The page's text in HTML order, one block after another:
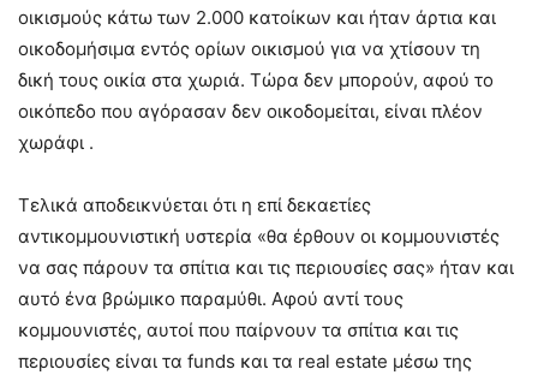
οικισμούς κάτω των 2.000 κατοίκων και ήταν άρτια και
οικοδομήσιμα εντός ορίων οικισμού για να χτίσουν τη
δική τους οικία στα χωριά. Τώρα δεν μπορούν, αφού το
οικόπεδο που αγόρασαν δεν οικοδομείται, είναι πλέον
χωράφι .
Τελικά αποδεικνύεται ότι η επί δεκαετίες
αντικομμουνιστική υστερία «θα έρθουν οι κομμουνιστές
να σας πάρουν τα σπίτια και τις περιουσίες σας» ήταν και
αυτό ένα βρώμικο παραμύθι. Αφού αντί τους
κομμουνιστές, αυτοί που παίρνουν τα σπίτια και τις
περιουσίες είναι τα funds και τα real estate μέσω της